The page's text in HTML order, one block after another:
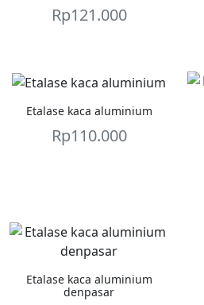
Rp121.000
Etalase kaca aluminium
Rp110.000
Etalase kaca aluminium
denpasar